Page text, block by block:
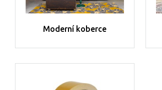
Moderní koberce